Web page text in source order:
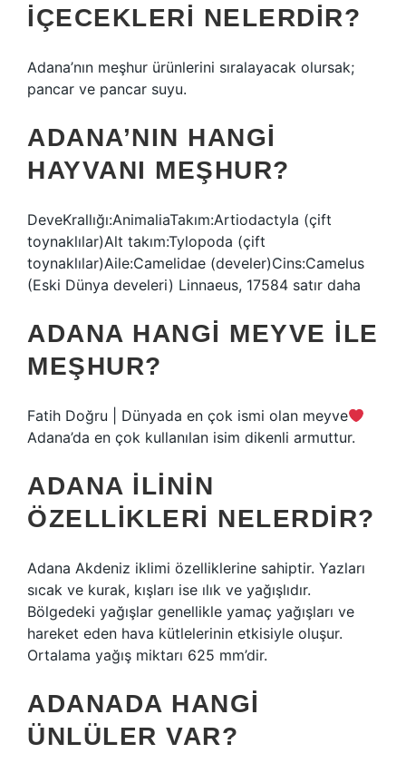
IÇECEKLERI NELERDIR?
Adana’nın meşhur ürünlerini sıralayacak olursak;
pancar ve pancar suyu.
ADANA’NIN HANGI
HAYVANI MEŞHUR?
DeveKrallığı:AnimaliaTakım:Artiodactyla (çift
toynaklılar)Alt takım:Tylopoda (çift
toynaklılar)Aile:Camelidae (develer)Cins:Camelus
(Eski Dünya develeri) Linnaeus, 17584 satır daha
ADANA HANGI MEYVE ILE
MEŞHUR?
Fatih Doğru | Dünyada en çok ismi olan meyve
Adana’da en çok kullanılan isim dikenli armuttur.
ADANA ILININ
ÖZELLIKLERI NELERDIR?
Adana Akdeniz iklimi özelliklerine sahiptir. Yazları
sıcak ve kurak, kışları ise ılık ve yağışlıdır.
Bölgedeki yağışlar genellikle yamaç yağışları ve
hareket eden hava kütlelerinin etkisiyle oluşur.
Ortalama yağış miktarı 625 mm’dir.
ADANADA HANGI
ÜNLÜLER VAR?